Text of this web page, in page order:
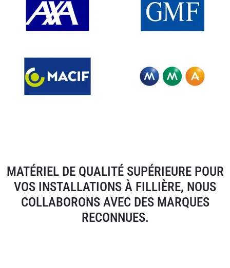
MATÉRIEL DE QUALITÉ SUPÉRIEURE POUR
VOS INSTALLATIONS À FILLIÈRE, NOUS
COLLABORONS AVEC DES MARQUES
RECONNUES.